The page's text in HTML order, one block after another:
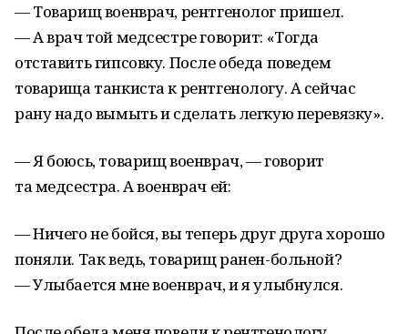
— Товарищ военврач, рентгенолог пришел.
— А врач той медсестре говорит: «Тогда
отставить гипсовку. После обеда поведем
товарища танкиста к рентгенологу. А сейчас
рану надо вымыть и сделать легкую перевязку».
— Я боюсь, товарищ военврач, — говорит
та медсестра. А военврач ей:
— Ничего не бойся, вы теперь друг друга хорошо
поняли. Так ведь, товарищ ранен-больной?
— Улыбается мне военврач, и я улыбнулся.